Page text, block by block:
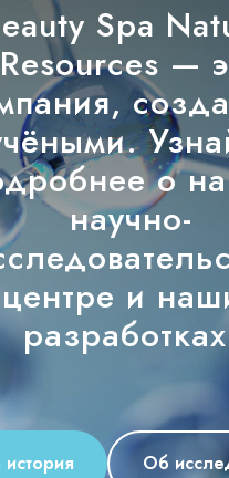
Spa
Resources —
о
научно-
центре и
Об